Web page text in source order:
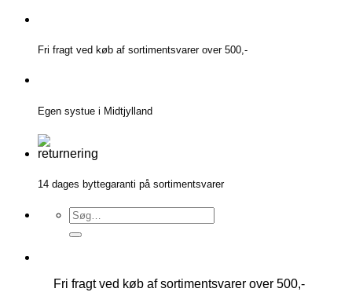
Fortsæt
indholdFri fragt ved køb af sortimentsvarer over 500,-
Egen systue i Midtjylland
14 dages byttegaranti på sortimentsvarer
Søg
efter:
Fri fragt ved køb af sortimentsvarer over 500,-